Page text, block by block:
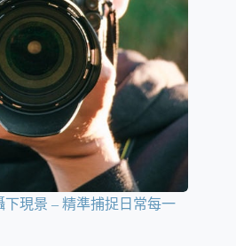
現景 – 精準捕捉日常每一